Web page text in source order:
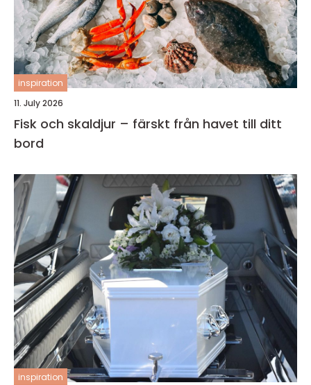
inspiration
11. July 2026
Fisk och skaldjur – färskt från havet till ditt
bord
inspiration